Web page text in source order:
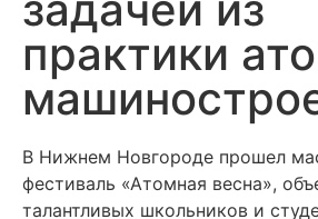
практики
В Нижнем Новгороде прошел
фестиваль «Атомная весна»,
талантливых школьников и